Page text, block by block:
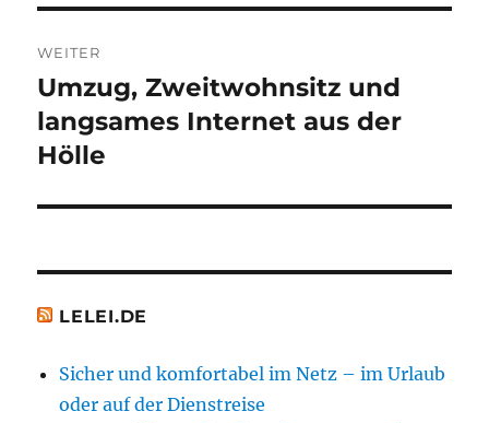
WEITER
Nächster
Beitrag:
Umzug, Zweitwohnsitz und
langsames Internet aus der
Hölle
LELEI.DE
Sicher und komfortabel im Netz – im Urlaub
oder auf der Dienstreise